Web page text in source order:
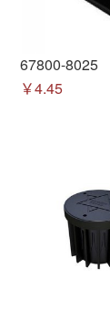
67800-8025
￥4.45